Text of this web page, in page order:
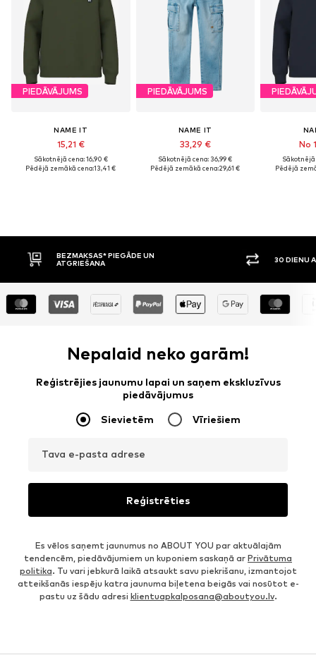
PIEDĀVĀJUMS
NAME IT
15,21 €
Sākotnējā cena: 16,90 €
Pēdējā zemākā cena:13,41 €
PIEDĀVĀJUMS
NAME IT
33,29 €
Sākotnējā cena: 36,99 €
Pēdējā zemākā cena:29,61 €
No
Sākotnējā
Pēdējā
PIEGĀDE UN
30 DIENU ATGRIEŠANAS TIESĪBAS
Nepalaid neko garām!
Reģistrējies jaunumu lapai un saņem ekskluzīvus
piedāvājumus
Sievietēm Vīriešiem
Tava e-pasta adrese
Reģistrēties
Es vēlos saņemt jaunumus no ABOUT YOU par aktuālajām
tendencēm, piedāvājumiem un kuponiem saskaņā ar Privātuma
politika. Tu vari jebkurā laikā atsaukt savu piekrišanu, izmantojot
atteikšanās iespēju katra jaunuma biļetena beigās vai nosūtot e-
pastu uz šādu adresi klientuapkalposana@aboutyou.lv.